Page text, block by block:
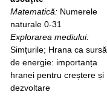
Matematică: Numerele
naturale 0-31
Explorarea mediului:
Simțurile; Hrana ca sursă
de energie: importanța
hranei pentru creștere și
dezvoltare